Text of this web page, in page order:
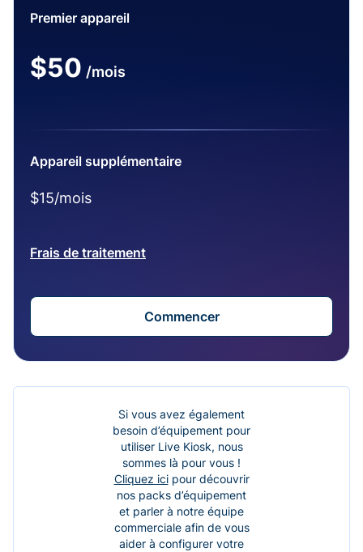
Premier appareil
$50 /mois
Appareil supplémentaire
$15/mois
Frais de traitement
Commencer
Si vous avez également
besoin d’équipement pour
utiliser Live Kiosk, nous
sommes là pour vous !
Cliquez icipour découvrir
nos packs d’équipement
et parler à notre équipe
commerciale afin de vous
aider à configurer votre